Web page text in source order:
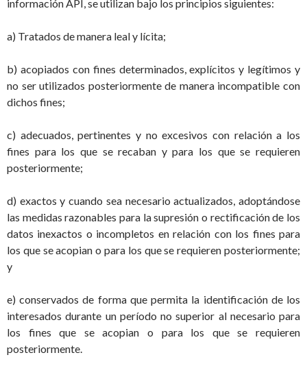
información API, se utilizan bajo los principios siguientes:
a) Tratados de manera leal y lícita;
b) acopiados con fines determinados, explícitos y legítimos y
no ser utilizados posteriormente de manera incompatible con
dichos fines;
c) adecuados, pertinentes y no excesivos con relación a los
fines para los que se recaban y para los que se requieren
posteriormente;
d) exactos y cuando sea necesario actualizados, adoptándose
las medidas razonables para la supresión o rectificación de los
datos inexactos o incompletos en relación con los fines para
los que se acopian o para los que se requieren posteriormente;
y
e) conservados de forma que permita la identificación de los
interesados durante un período no superior al necesario para
los fines que se acopian o para los que se requieren
posteriormente.